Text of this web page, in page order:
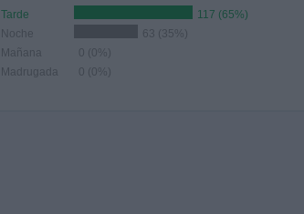
Tarde
117 (65%)
Noche
63 (35%)
Mañana
0 (0%)
Madrugada
0 (0%)